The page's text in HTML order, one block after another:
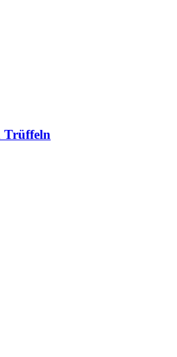
Trüffeln